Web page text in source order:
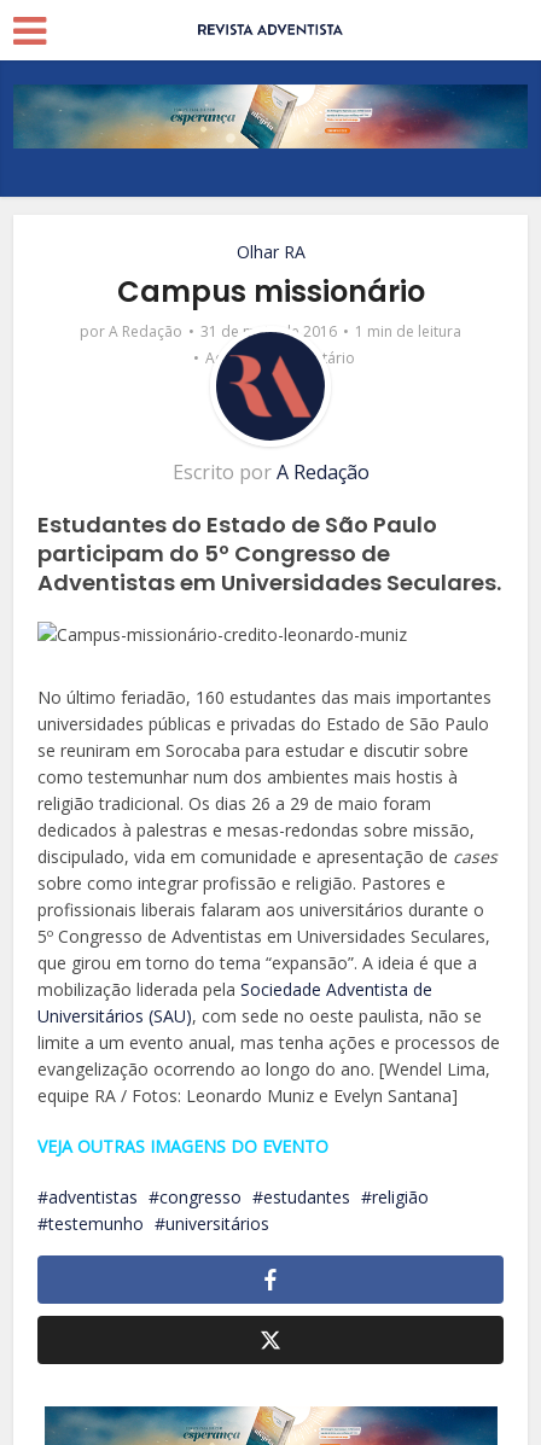
Olhar RA
Campus missionário
porA Redação 31 de maio de 2016
1 min de leitura
Adicionar comentário
Escrito porA Redação
Estudantes do Estado de São Paulo
participam do 5º Congresso de
Adventistas em Universidades Seculares.
No último feriadão, 160 estudantes das mais importantes
universidades públicas e privadas do Estado de São Paulo
se reuniram em Sorocaba para estudar e discutir sobre
como testemunhar num dos ambientes mais hostis à
religião tradicional. Os dias 26 a 29 de maio foram
dedicados à palestras e mesas-redondas sobre missão,
discipulado, vida em comunidade e apresentação de cases
sobre como integrar profissão e religião. Pastores e
profissionais liberais falaram aos universitários durante o
5º Congresso de Adventistas em Universidades Seculares,
que girou em torno do tema “expansão”. A ideia é que a
mobilização liderada pelaSociedade Adventista de
Universitários (SAU), com sede no oeste paulista, não se
limite a um evento anual, mas tenha ações e processos de
evangelização ocorrendo ao longo do ano. [Wendel Lima,
equipe RA / Fotos: Leonardo Muniz e Evelyn Santana]
VEJA OUTRAS IMAGENS DO EVENTO
adventistas congresso estudantes
religião
testemunho
universitários